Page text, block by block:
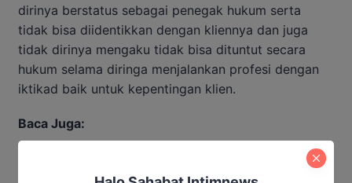
dirinya berstatus sebagai penegak hukum serta
tidak bisa diidentikkan dengan kliennya dan juga
tidak dirinya mengaku tidak bisa dituntut secara
hukum selama diringa menjalankan profesi dengan
iktikad baik untuk kepentingan klien.
Baca Juga: